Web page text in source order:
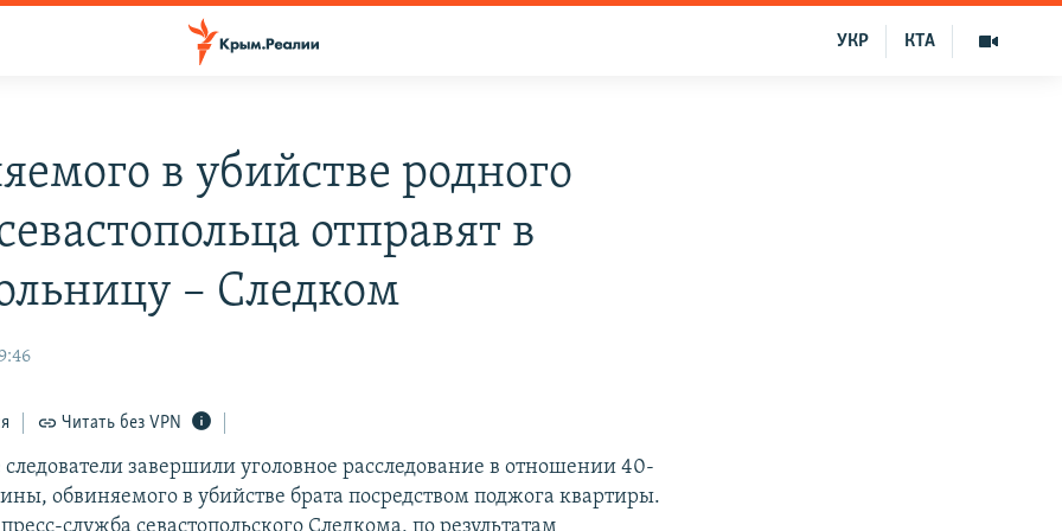
КТА
УКР
в убийстве родного
отправят в
– Следком
Читать без VPN
следователи завершили уголовное расследование в отношении 40-
обвиняемого в убийстве брата посредством поджога квартиры.